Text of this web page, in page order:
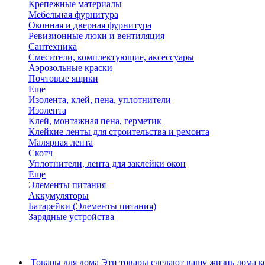
Крепежные материалы
Мебельная фурнитура
Оконная и дверная фурнитура
Ревизионные люки и вентиляция
Сантехника
Смесители, комплектующие, аксессуары
Аэрозольные краски
Почтовые ящики
Еще
Изолента, клей, пена, уплотнители
Изолента
Клей, монтажная пена, герметик
Клейкие ленты для строительства и ремонта
Малярная лента
Скотч
Уплотнители, лента для заклейки окон
Еще
Элементы питания
Аккумуляторы
Батарейки (Элементы питания)
Зарядные устройства
Товары для дома Эти товары сделают вашу жизнь дома